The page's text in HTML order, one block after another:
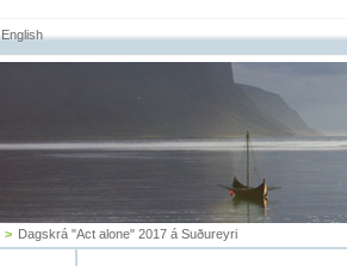
English
> Dagskrá "Act alone" 2017 á Suðureyri